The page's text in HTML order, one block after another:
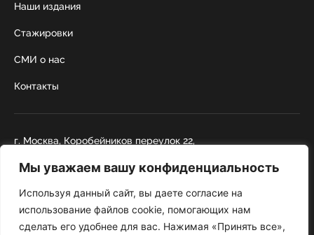
Мы уважаем вашу конфиденциальность
Используя данный сайт, вы даете согласие на
использование файлов cookie, помогающих нам
сделать его удобнее для вас. Нажимая «Принять все»,
Наши издания
Стажировки
СМИ о нас
Контакты
г. Москва, Коробейников переулок 22,
+7 495 252 67 88